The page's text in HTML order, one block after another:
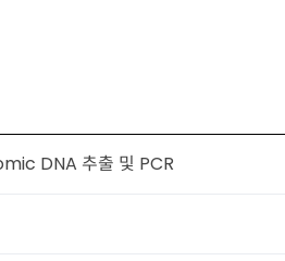
DNA 추출 및 PCR